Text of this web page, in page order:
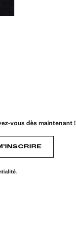
vous dès maintenant !
.